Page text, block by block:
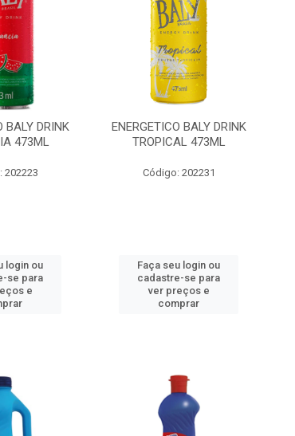
BALY DRINK
473ML
202223
login ou
se para
e
ENERGETICO BALY DRINK
TROPICAL 473ML
Código: 202231
Faça seu login ou
cadastre-se para
ver preços e
comprar